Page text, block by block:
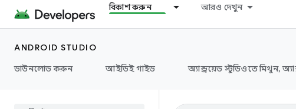
বিকাশ করুন আরও দেখুন
ANDROID STUDIO
ডাউনলোড করুন
আইডিই গাইড অ্যান্ড্রয়েড স্টুডিওতে মিথুন,